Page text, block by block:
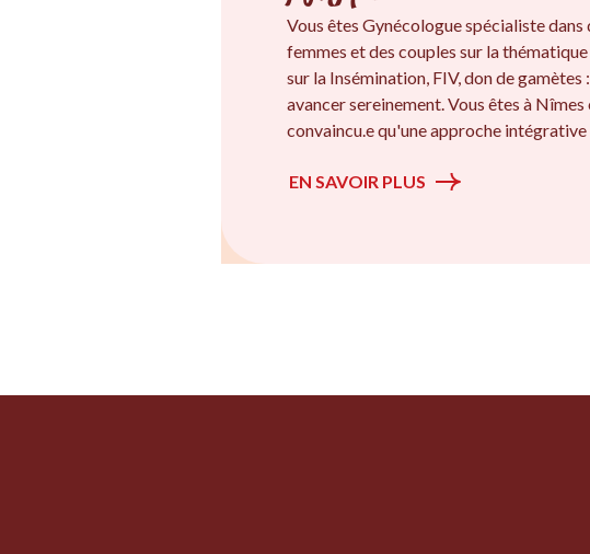
Vous êtes Gynécologue spécialiste
femmes et des couples sur la
sur la Insémination, FIV, don de
avancer sereinement. Vous êtes à
convaincu.e qu'une approche intégrative
EN SAVOIR PLUS